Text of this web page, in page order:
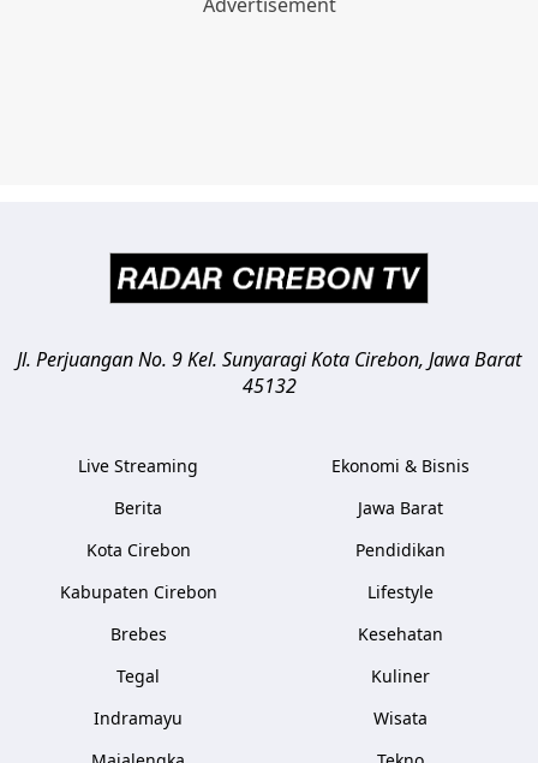
Jl. Perjuangan No. 9 Kel. SunyaragiKota Cirebon, Jawa Barat
45132
Live Streaming
Berita
Kota Cirebon
Kabupaten Cirebon
Brebes
Tegal
Indramayu
Ekonomi & Bisnis
Jawa Barat
Pendidikan
Lifestyle
Kesehatan
Kuliner
Wisata